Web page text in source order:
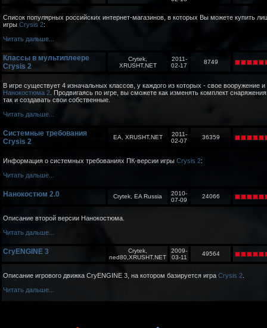
Список популярных российских интернет-магазинов, в которых Вы можете купить
игры Crysis 2:
Читать дальше...
Классы в мультиплеере
Crysis 2
Crytek,
XRUSHT.NET
2011-
02-17
8749
В игре существует 4 изначальных классов, у каждого из которых - свое вооружение и
Нанокостюма 2 . Продвигаясь по игре, вы сможете как изменять комплект
так и создавать свои собственные.
Читать дальше...
Системные требования
Crysis 2
EA, XRUSHT.NET
2011-
02-07
36359
Информация о системных требованиях ПК-версии игры Crysis 2:
Читать дальше...
Нанокостюм 2.0 Crytek, EA Russia
2010-
07-09
24066
Описание второй версии Нанокостюма.
Читать дальше...
CryENGINE 3
Crytek,
ned80,XRUSHT.NET
2009-
03-11
49564
Описание игрового движка CryENGINE 3, на котором базируется игра Crysis 2
Читать дальше...